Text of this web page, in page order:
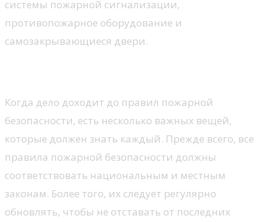
системы пожарной сигнализации,
противопожарное оборудование и
самозакрывающиеся двери.
Когда дело доходит до правил пожарной
безопасности, есть несколько важных вещей,
которые должен знать каждый. Прежде всего, все
правила пожарной безопасности должны
соответствовать национальным и местным
законам. Более того, их следует регулярно
обновлять, чтобы не отставать от последних